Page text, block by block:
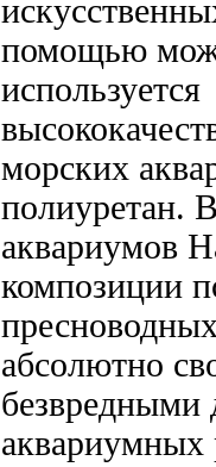
помощью
используется
морских
полиуретан.
аквариумов
композиции
абсолютно
безвредными